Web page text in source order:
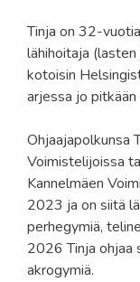
Tinja on 32-
lähihoitaja
kotoisin
arjessa jo
Ohjaajapolkunsa
Voimistelijoissa
Kannelmäen
2023 ja on siitä
perhegymiä,
2026 Tinja ohjaa
akrogymiä.